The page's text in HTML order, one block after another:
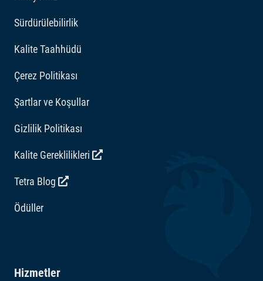
Vitaminler: D3 Vitamini 1733 IE/kg. Asitlik düzenleyiciler:
Sitrik asit 274 mg/kg.
Sürdürülebilirlik
Kalite Taahhüdü
Çerez Politikası
Şartlar ve Koşullar
Gizlilik Politikası
Kalite Gereklilikleri
Tetra Blog
Ödüller
Hizmetler